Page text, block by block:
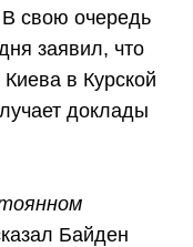
В свою очередь
заявил, что
в Курской
доклады
Байден